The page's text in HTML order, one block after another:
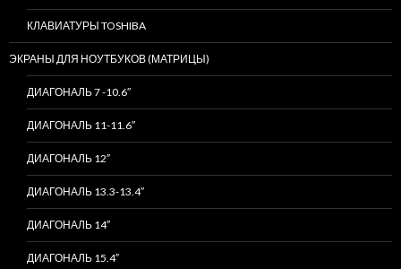
КЛАВИАТУРЫ TOSHIBA
ЭКРАНЫ ДЛЯ НОУТБУКОВ (МАТРИЦЫ)
ДИАГОНАЛЬ 7 -10.6″
ДИАГОНАЛЬ 11-11.6″
ДИАГОНАЛЬ 12″
ДИАГОНАЛЬ 13.3-13.4″
ДИАГОНАЛЬ 14″
ДИАГОНАЛЬ 15.4″